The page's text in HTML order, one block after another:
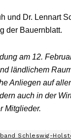
und Dr. Lennart
der Bauernblatt.
am 12.
ländlichem
Anliegen auf
auch in der
Mitglieder.
Schleswig-